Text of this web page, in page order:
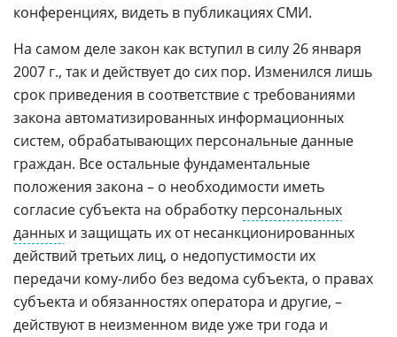
конференциях, видеть в публикациях СМИ.
На самом деле закон как вступил в силу 26 января
2007 г., так и действует до сих пор. Изменился лишь
срок приведения в соответствие с требованиями
закона автоматизированных информационных
систем, обрабатывающих персональные данные
граждан. Все остальные фундаментальные
положения закона – о необходимости иметь
согласие субъекта на обработку персональных
данных и защищать их от несанкционированных
действий третьих лиц, о недопустимости их
передачи кому-либо без ведома субъекта, о правах
субъекта и обязанностях оператора и другие, –
действуют в неизменном виде уже три года и